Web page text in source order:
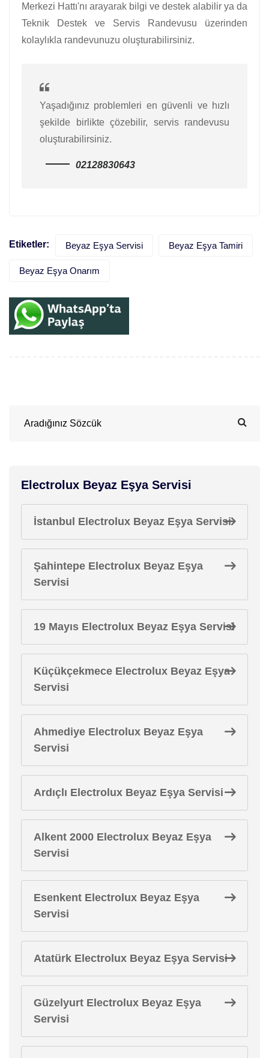
Merkezi Hattı'nı arayarak bilgi ve destek alabilir ya da
Teknik Destek ve Servis Randevusu üzerinden
kolaylıkla randevunuzu oluşturabilirsiniz.
Yaşadığınız problemleri en güvenli ve hızlı
şekilde birlikte çözebilir, servis randevusu
oluşturabilirsiniz.
02128830643
Etiketler: Beyaz Eşya Servisi Beyaz Eşya Tamiri
Beyaz Eşya Onarım
Electrolux Beyaz Eşya Servisi
İstanbul Electrolux Beyaz Eşya Servisi
Şahintepe Electrolux Beyaz Eşya
Servisi
19 Mayıs Electrolux Beyaz Eşya Servisi
Küçükçekmece Electrolux Beyaz Eşya
Servisi
Ahmediye Electrolux Beyaz Eşya
Servisi
Ardıçlı Electrolux Beyaz Eşya Servisi
Alkent 2000 Electrolux Beyaz Eşya
Servisi
Esenkent Electrolux Beyaz Eşya
Servisi
Atatürk Electrolux Beyaz Eşya Servisi
Güzelyurt Electrolux Beyaz Eşya
Servisi